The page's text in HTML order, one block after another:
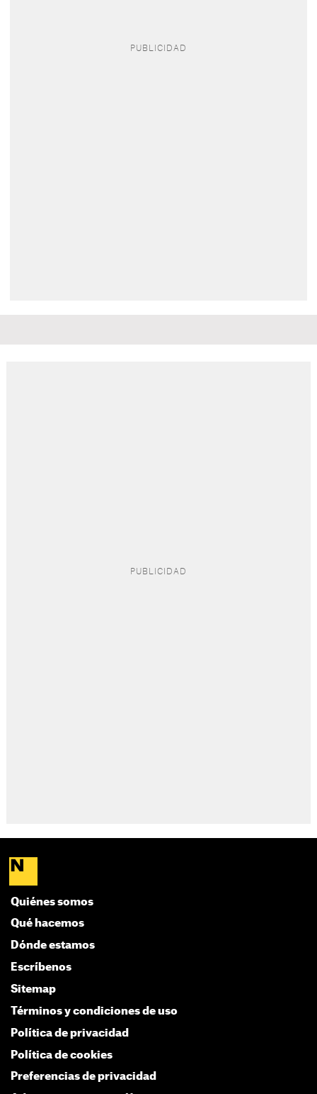
Quiénes somos
Qué hacemos
Dónde estamos
Escríbenos
Sitemap
Términos y condiciones de uso
Política de privacidad
Política de cookies
Preferencias de privacidad